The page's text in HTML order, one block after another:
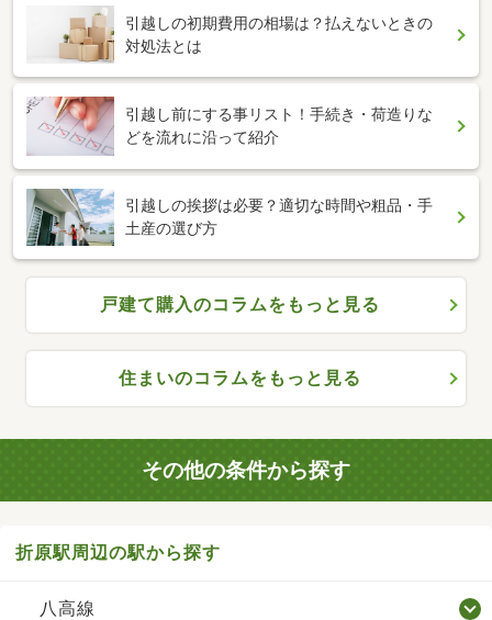
引越しの初期費用の相場は？払えないときの
対処法とは
引越し前にする事リスト！手続き・荷造りな
どを流れに沿って紹介
引越しの挨拶は必要？適切な時間や粗品・手
土産の選び方
戸建て購入のコラムをもっと見る
住まいのコラムをもっと見る
その他の条件から探す
折原駅周辺の駅から探す
八高線